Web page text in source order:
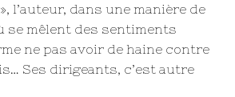
l’auteur, dans une manière de
se mêlent des sentiments
ne pas avoir de haine contre
Ses dirigeants, c’est autre